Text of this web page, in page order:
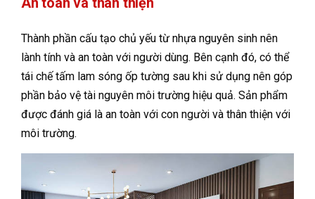
Thành phần cấu tạo chủ yếu từ nhựa nguyên sinh nên
lành tính và an toàn với người dùng. Bên cạnh đó, có thể
tái chế tấm lam sóng ốp tường sau khi sử dụng nên góp
phần bảo vệ tài nguyên môi trường hiệu quả. Sản phẩm
được đánh giá là an toàn với con người và thân thiện với
môi trường.